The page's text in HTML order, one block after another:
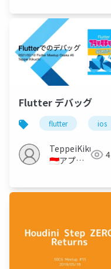
meetups
Flutter デバッグ
flutter ios
TeppeiKikuchi
🇮🇩アプリ